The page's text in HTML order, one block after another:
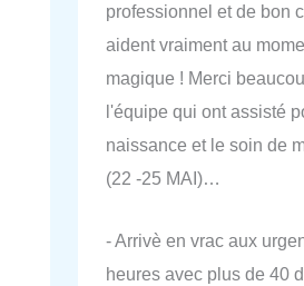
professionnel et de bon
aident vraiment au
magique ! Merci
l'équipe qui ont assisté
naissance et le soin de
(22 -25 MAI)…
- Arrivè en vrac aux
heures avec plus de 40